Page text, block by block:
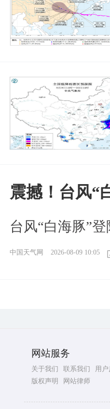
震撼！台风“
台风“白海豚”
中国天气网 2026-08-09 10:05
网站服务
关于我们 联系我们
用
版权声明
网站律师